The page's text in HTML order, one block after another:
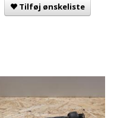
Tilføj ønskeliste